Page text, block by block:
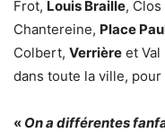
Frot, Louis Braille, Clos
Chantereine, Place
Colbert, Verrière et
dans toute la ville,
« On a différentes